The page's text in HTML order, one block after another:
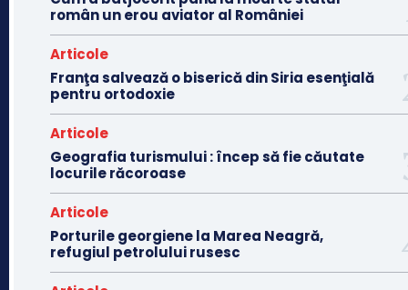
român un erou aviator al României
Articole
Franţa salvează o biserică din Siria esenţială
pentru ortodoxie
Articole
Geografia turismului : încep să fie căutate
locurile răcoroase
Articole
Porturile georgiene la Marea Neagră,
refugiul petrolului rusesc